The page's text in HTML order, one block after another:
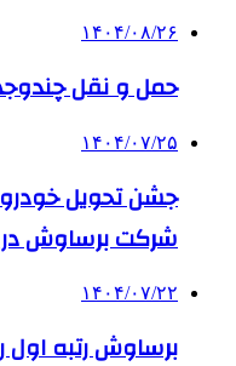
۱۴۰۴/۰۸/۲۶
حمل و نقل
۱۴۰۴/۰۷/۲۵
جشن تحویل
شرکت برساوش در
۱۴۰۴/۰۷/۲۲
برساوش رتبه اول